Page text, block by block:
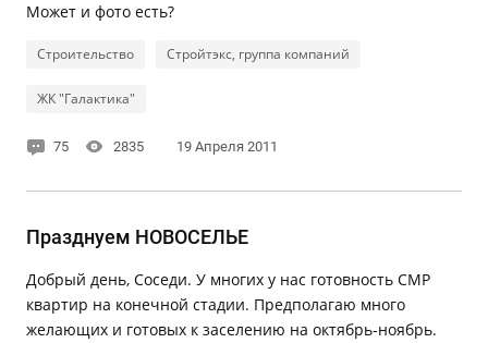
Может и фото есть?
Строительство Стройтэкс, группа компаний
ЖК "Галактика"
75 2835 19 Апреля 2011
Празднуем НОВОСЕЛЬЕ
Добрый день, Соседи. У многих у нас готовность СМР
квартир на конечной стадии. Предполагаю много
желающих и готовых к заселению на октябрь-ноябрь.